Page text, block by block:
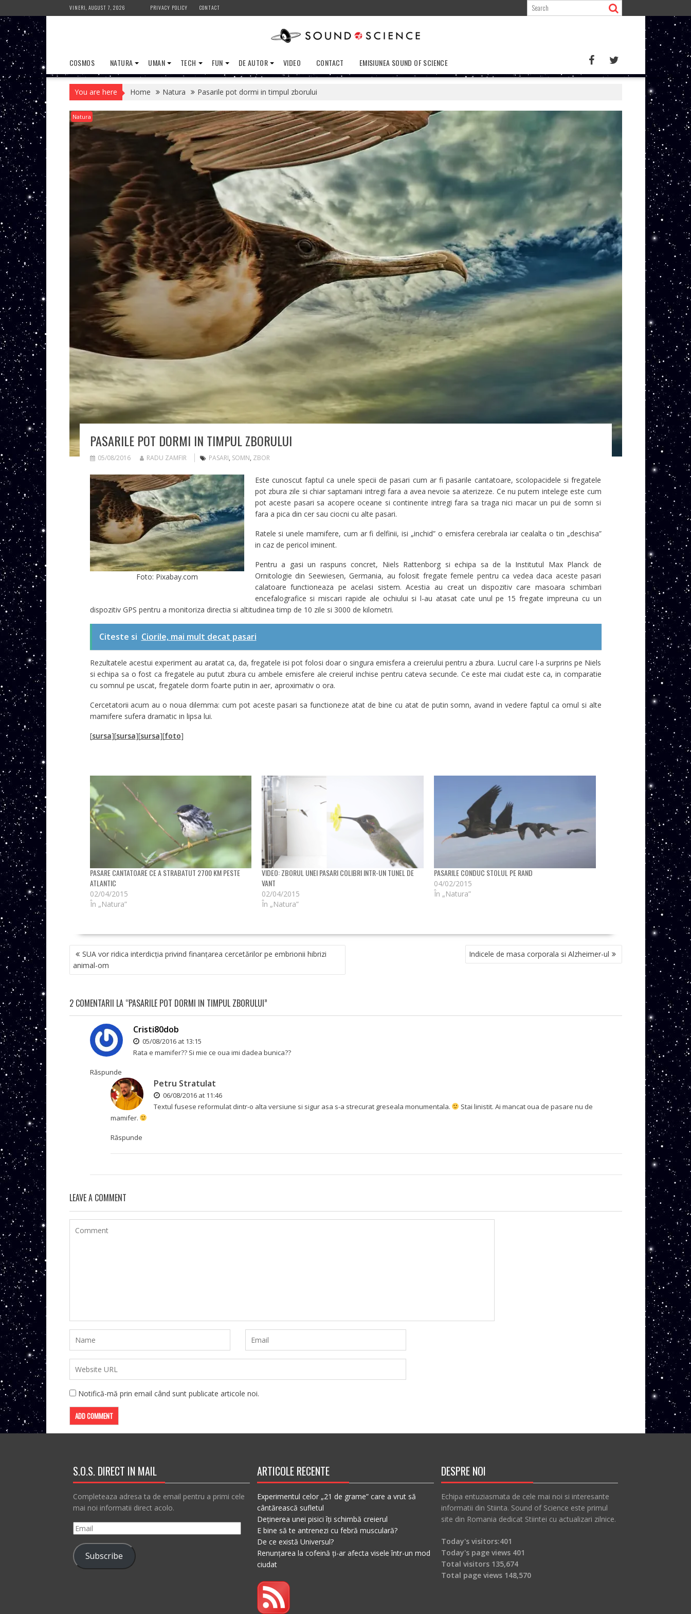
to
content
VINERI, AUGUST 7, 2026 PRIVACY POLICY CONTACT
COSMOS NATURA UMAN TECH FUN DE AUTOR VIDEO CONTACT EMISIUNEA SOUND OF SCIENCE
You are here Home Natura Pasarile pot dormi in timpul zborului
Natura
PASARILE POT DORMI IN TIMPUL ZBORULUI
05/08/2016 RADU ZAMFIR PASARI, SOMN, ZBOR
Foto: Pixabay.com
Este cunoscut faptul ca unele specii de pasari cum ar fi pasarile cantatoare, scolopacidele si fregatele
pot zbura zile si chiar saptamani intregi fara a avea nevoie sa aterizeze. Ce nu putem intelege este cum
pot aceste pasari sa acopere oceane si continente intregi fara sa traga nici macar un pui de somn si
fara a pica din cer sau ciocni cu alte pasari.
Ratele si unele mamifere, cum ar fi delfinii, isi „inchid” o emisfera cerebrala iar cealalta o tin „deschisa”
in caz de pericol iminent.
Pentru a gasi un raspuns concret, Niels Rattenborg si echipa sa de la Institutul Max Planck de
Ornitologie din Seewiesen, Germania, au folosit fregate femele pentru ca vedea daca aceste pasari
calatoare functioneaza pe acelasi sistem. Acestia au creat un dispozitiv care masoara schimbari
encefalografice si miscari rapide ale ochiului si l-au atasat cate unul pe 15 fregate impreuna cu un
dispozitiv GPS pentru a monitoriza directia si altitudinea timp de 10 zile si 3000 de kilometri.
Citeste si Ciorile, mai mult decat pasari
Rezultatele acestui experiment au aratat ca, da, fregatele isi pot folosi doar o singura emisfera a creierului pentru a zbura. Lucrul care l-a surprins pe Niels
si echipa sa o fost ca fregatele au putut zbura cu ambele emisfere ale creierul inchise pentru cateva secunde. Ce este mai ciudat este ca, in comparatie
cu somnul pe uscat, fregatele dorm foarte putin in aer, aproximativ o ora.
Cercetatorii acum au o noua dilemma: cum pot aceste pasari sa functioneze atat de bine cu atat de putin somn, avand in vedere faptul ca omul si alte
mamifere sufera dramatic in lipsa lui.
[sursa][sursa][sursa][foto]
PASARE CANTATOARE CE A STRABATUT 2700 KM PESTE
ATLANTIC
02/04/2015
În „Natura”
VIDEO: ZBORUL UNEI PASARI COLIBRI INTR-UN TUNEL DE
VANT
02/04/2015
În „Natura”
PASARILE CONDUC STOLUL PE RAND
04/02/2015
În „Natura”
NAVIGARE
ÎN
ARTICOLE
SUA vor ridica interdicția privind finanțarea cercetărilor pe embrionii hibrizi
animal-om
Indicele de masa corporala si Alzheimer-ul
2 COMENTARII LA “PASARILE POT DORMI IN TIMPUL ZBORULUI”
Cristi80dob
05/08/2016 at 13:15
Rata e mamifer?? Si mie ce oua imi dadea bunica??
Răspunde
Petru Stratulat
06/08/2016 at 11:46
Textul fusese reformulat dintr-o alta versiune si sigur asa s-a strecurat greseala monumentala.
Stai linistit. Ai mancat oua de pasare nu de
mamifer.
Răspunde
LEAVE A COMMENT
Notifică-mă prin email când sunt publicate articole noi.
S.O.S. DIRECT IN MAIL
Completeaza adresa ta de email pentru a primi cele
mai noi informatii direct acolo.
Email
Subscribe
ARTICOLE RECENTE
Experimentul celor „21 de grame” care a vrut să
cântărească sufletul
Deținerea unei pisici îți schimbă creierul
E bine să te antrenezi cu febră musculară?
De ce există Universul?
Renunțarea la cofeină ți-ar afecta visele într-un mod
ciudat
DESPRE NOI
Echipa entuziasmata de cele mai noi si interesante
informatii din Stiinta. Sound of Science este primul
site din Romania dedicat Stiintei cu actualizari zilnice.
Today's visitors:401
Today's page views 401
Total visitors 135,674
Total page views 148,570